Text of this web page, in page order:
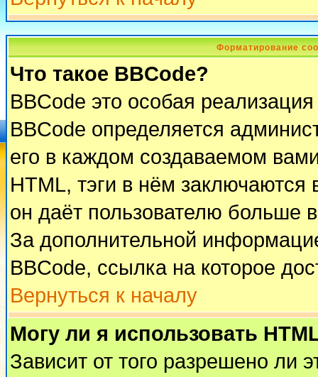
Форматирование
Что такое BBCode?
BBCode это особая
BBCode определяется
его в каждом создаваемом
HTML, тэги в нём заключаются
он даёт пользователю больше
За дополнительной
BBCode, ссылка на которое
Вернуться к началу
Могу ли я использовать
Зависит от того разрешено ли